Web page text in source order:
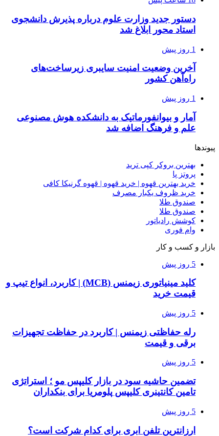
دستور جدید وزارت علوم درباره پذیرش دانشجوی
استاد محور ابلاغ شد
1 روز پیش
آخرین وضعیت امنیت سایبری زیرساخت‌های
راه‌آهن کشور
1 روز پیش
آمار و بیوانفورماتیک به دانشکده هوش مصنوعی
علم و فرهنگ اضافه شد
پیوندها
بهترین بروکر کپی ترید
پروتز پا
خرید بهترین قهوه | خرید قهوه | قهوه گرنیکا کافی
خرید ظروف یکبار مصرف
صندوق طلا
صندوق طلا
کوشش رادیاتور
وام فوری
بازار و کسب و کار
5 روز پیش
کلید مینیاتوری زیمنس (MCB) | کاربرد، انواع تیپ و
قیمت خرید
5 روز پیش
رله حفاظتی زیمنس | کاربرد در حفاظت تجهیزات
برقی و قیمت
5 روز پیش
تضمین حاشیه سود در بازار کلیپس مو ؛ استراتژی
تامین کانتینری کلیپس پلومریا برای بنکداران
5 روز پیش
ارزانترین تلفن ابری برای کدام شرکت است؟